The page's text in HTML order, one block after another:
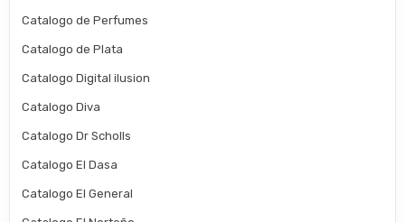
Catalogo de Perfumes
Catalogo de Plata
Catalogo Digital ilusion
Catalogo Diva
Catalogo Dr Scholls
Catalogo El Dasa
Catalogo El General